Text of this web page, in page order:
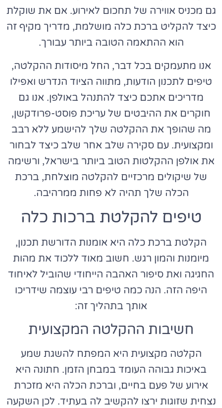
גם מכניס אווירה של תחכום לאירוע. אם את שוקלת
כיצד להקליט ברכת כלה מושלמת, מדריך מקיף זה
הוא ההתאמה הטובה ביותר עבורך.
אנו מתעמקים בכל דבר, החל מיסודות ההקלטה,
טיפים לתכנון הודעות, מתווה הציוד הנדרש ואפילו
מדריכים אתכם כיצד להתנהל באולפן. אנו גם
חוקרים את ההיבטים של עריכת פוסט-פרודקשן,
מה שהופך את ההקלטה שלך להישמע ללא רבב
ומקצועית. עם סקירה שלב אחר שלב כיצד לבחור
את אולפן ההקלטות הטוב ביותר בישראל, ורשימה
של שיקולים מרכזיים להקלטה מוצלחת, ברכת
הכלה שלך תהיה לא פחות ממרהיבה.
טיפים להקלטת ברכות כלה
הקלטת ברכת כלה היא אומנות הדורשת תכנון,
מיומנות והמון רגש. חשוב מאוד ללכוד את מהות
החגיגה ואת סיפור האהבה הייחודי שהוביל לאיחוד
היפה הזה. הנה כמה טיפים רבי עוצמה שידריכו
אותך בתהליך זה:
חשיבות ההקלטה המקצועית
הקלטה מקצועית היא המפתח להשגת שמע
באיכות גבוהה העומד במבחן הזמן. חתונה היא
אירוע של פעם בחיים, וברכת הכלה היא מזכרת
נצחית שזוגות ירצו להקשיב לה בעתיד. לכן השקעה